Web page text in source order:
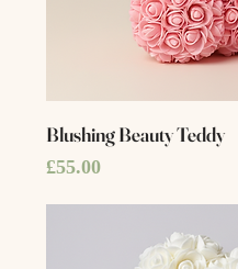
Blushing Beauty Teddy
Price
£55.00